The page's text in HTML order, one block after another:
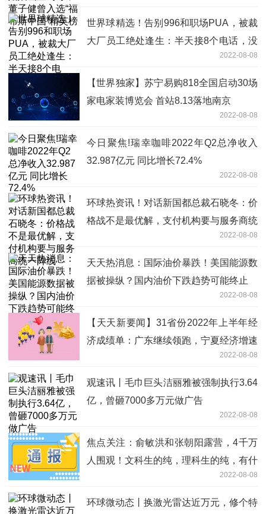
世界球精选！告别996和职场PUA，被裁
大厂员工绝处逢生：半天接8个电话，没
2022-08-08
【世界独家】苏宁易购818全国启动30场
家电家装博览会 首站8.13落地南京
2022-08-08
今日聚焦!瑞幸咖啡2022年Q2总净收入
32.987亿元 同比增长72.4%
2022-08-08
环球热资讯！对话新国都总裁石晓冬：价
格战不是最优解，支付机构要与服务商统
2022-08-08
天天热消息：国际油价暴跌！美国能源数
据被操纵？国内油价下跌趋势可能终止
2022-08-08
【天天新要闻】31省份2022年上半年经
济成绩单：广东继续领跑，宁夏经济增速
2022-08-08
观速讯丨毛巾巨头洁丽雅被强制执行3.64
亿，曾砸7000多万元做广告
2022-08-08
焦点关注：俞敏洪和张朝阳露营，4千万
人围观！文科生的纯，理科生的纯，有什
2022-08-08
环球微动态丨换激光雷达近万元，修个特